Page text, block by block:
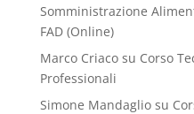
Somministrazione
FAD (Online)
Marco Criacosu Corso
Professionali
Simone Mandagliosu